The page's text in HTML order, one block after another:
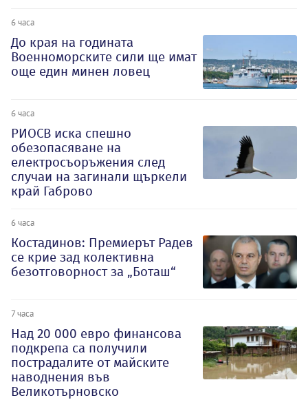
6 часа
До края на годината
Военноморските сили ще имат
още един минен ловец
6 часа
РИОСВ иска спешно
обезопасяване на
електросъоръжения след
случаи на загинали щъркели
край Габрово
6 часа
Костадинов: Премиерът Радев
се крие зад колективна
безотговорност за „Боташ“
7 часа
Над 20 000 евро финансова
подкрепа са получили
пострадалите от майските
наводнения във
Великотърновско